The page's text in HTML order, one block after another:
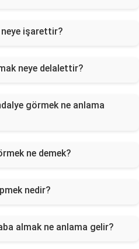
neye işarettir?
neye delalettir?
görmek ne anlama
ne demek?
nedir?
almak ne anlama gelir?